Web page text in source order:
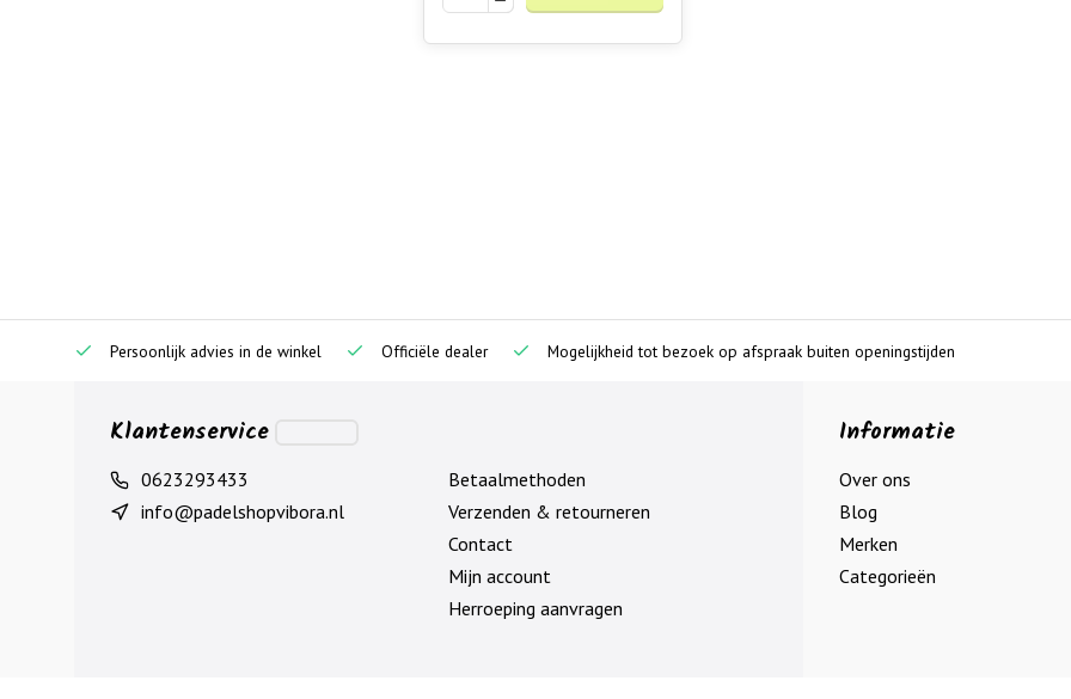
Persoonlijk advies in de winkel Officiële dealer Mogelijkheid tot bezoek op afspraak buiten openingstijden
Klantenservice
0623293433
info@padelshopvibora.nl
Betaalmethoden
Verzenden & retourneren
Contact
Mijn account
Herroeping aanvragen
Informatie
Over ons
Blog
Merken
Categorieën